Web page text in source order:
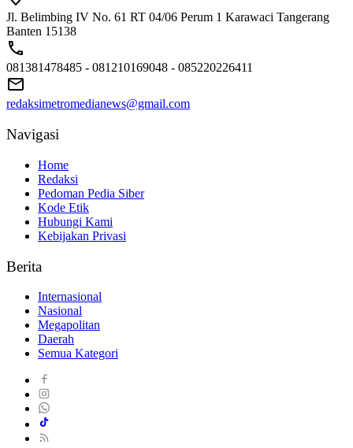
Jl. Belimbing IV No. 61 RT 04/06 Perum 1 Karawaci Tangerang
Banten 15138
081381478485 - 081210169048 - 085220226411
redaksimetromedianews@gmail.com
Navigasi
Home
Redaksi
Pedoman Pedia Siber
Kode Etik
Hubungi Kami
Kebijakan Privasi
Berita
Internasional
Nasional
Megapolitan
Daerah
Semua Kategori